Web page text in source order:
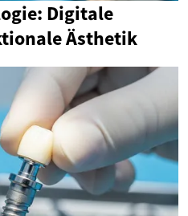
Digitale
Ästhetik